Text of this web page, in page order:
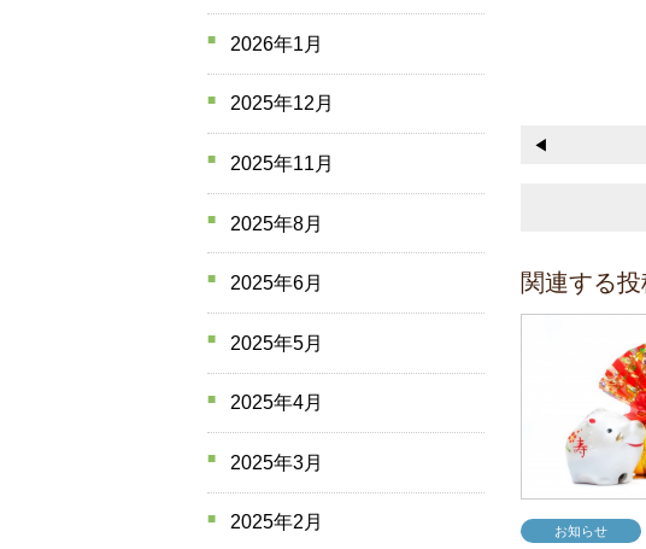
関連する
お知らせ
2026年1月
2025年12月
2025年11月
2025年8月
2025年6月
2025年5月
2025年4月
2025年3月
2025年2月